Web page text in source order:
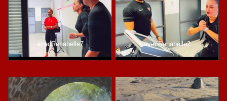
avecRenabelle7 avecRenabelle2